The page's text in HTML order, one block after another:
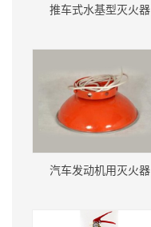
推车式水基型灭火器
汽车发动机用灭火器